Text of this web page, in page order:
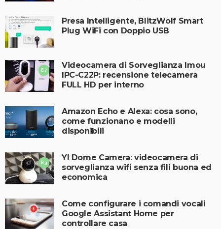
Presa Intelligente, BlitzWolf Smart
Plug WiFi con Doppio USB
8.7
Videocamera di Sorveglianza Imou
IPC-C22P: recensione telecamera
FULL HD per interno
Amazon Echo e Alexa: cosa sono,
come funzionano e modelli
disponibili
8.3
YI Dome Camera: videocamera di
sorveglianza wifi senza fili buona ed
economica
Come configurare i comandi vocali
Google Assistant Home per
controllare casa